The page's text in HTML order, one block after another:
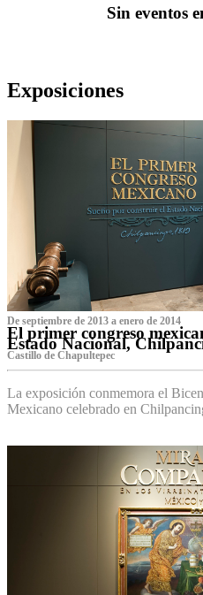
Sin eventos
Exposiciones
De septiembre de 2013 a enero de 2014
El primer congreso
Estado Nacional,
Castillo de Chapultepec
La exposición conmemora el
Mexicano celebrado en